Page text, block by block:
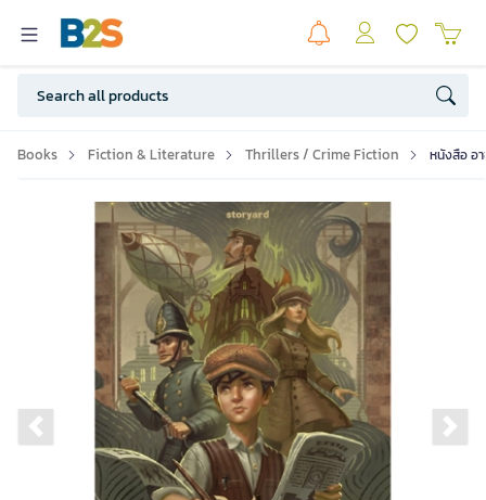
Books Fiction & Literature Thrillers / Crime Fiction หนังสือ อ
Previous slide